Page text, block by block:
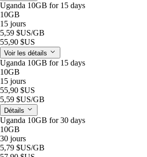
Uganda 10GB for 15 days
10GB
15 jours
5,59 $US/GB
55,90 $US
Voir les détails
Uganda 10GB for 15 days
10GB
15 jours
55,90 $US
5,59 $US/GB
Détails
Uganda 10GB for 30 days
10GB
30 jours
5,79 $US/GB